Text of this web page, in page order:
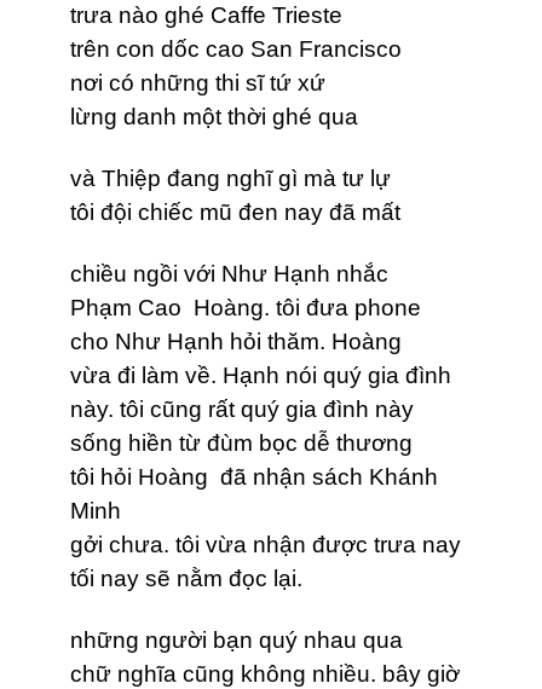
trưa nào ghé Caffe Trieste
trên con dốc cao San Francisco
nơi có những thi sĩ tứ xứ
lừng danh một thời ghé qua
và Thiệp đang nghĩ gì mà tư lự
tôi đội chiếc mũ đen nay đã mất
chiều ngồi với Như Hạnh nhắc
Phạm Cao Hoàng. tôi đưa phone
cho Như Hạnh hỏi thăm. Hoàng
vừa đi làm về. Hạnh nói quý gia đình
này. tôi cũng rất quý gia đình này
sống hiền từ đùm bọc dễ thương
tôi hỏi Hoàng đã nhận sách Khánh
Minh
gởi chưa. tôi vừa nhận được trưa nay
tối nay sẽ nằm đọc lại.
những người bạn quý nhau qua
chữ nghĩa cũng không nhiều. bây giờ